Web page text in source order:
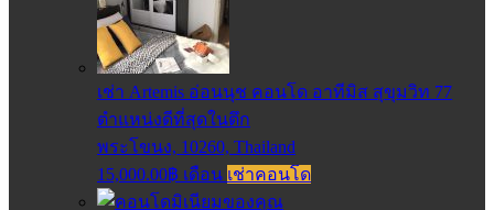
เช่า Artemis อ่อนนุช คอนโด อาทีมิส สุขุมวิท 77
ตำแหน่งดีที่สุดในตึก
พระโขนง, 10260, Thailand
15,000.00฿ เดือน เช่าคอนโด